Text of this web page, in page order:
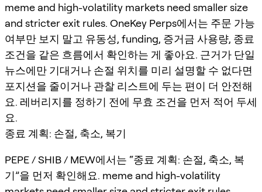
meme and high-volatility markets need smaller size
and stricter exit rules. OneKey Perps에서는 주문 가능
여부만 보지 말고 유동성, funding, 증거금 사용량, 종료
조건을 같은 흐름에서 확인하는 게 좋아요. 근거가 단일
뉴스에만 기대거나 손절 위치를 미리 설명할 수 없다면
포지션을 줄이거나 관찰 리스트에 두는 편이 더 안전해
요. 레버리지를 정하기 전에 무효 조건을 먼저 적어 두세
요.
종료 계획: 손절, 축소, 복기
PEPE / SHIB / MEW에서는 “종료 계획: 손절, 축소, 복
기”을 먼저 확인해요. meme and high-volatility